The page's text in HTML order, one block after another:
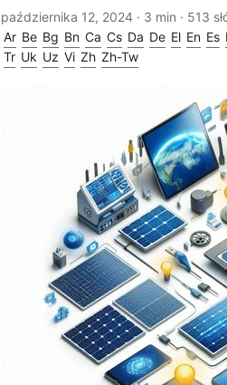
października 12, 2024 · 3 min · 513
Ar Be Bg Bn Ca Cs Da De El En Es
Tr Uk Uz Vi Zh Zh-Tw